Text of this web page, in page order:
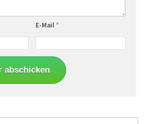
E-Mail*